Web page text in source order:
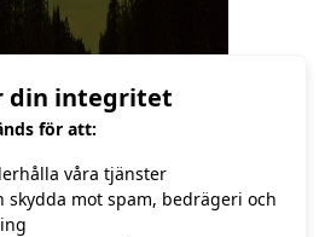
(Aurora Borealis)
din integritet
för att:
våra tjänster
skydda mot spam, bedrägeri och